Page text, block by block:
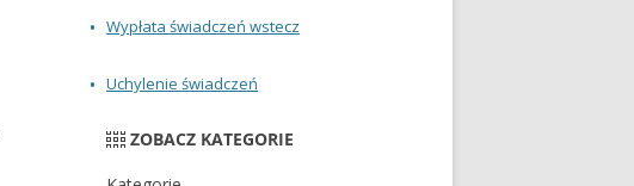
Wypłata świadczeń wstecz
Uchylenie świadczeń
ZOBACZ KATEGORIE